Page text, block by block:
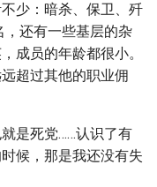
少：暗杀、保卫、歼
还有一些基层的杂
成员的年龄都很小。
超过其他的职业佣
是死党……认识了有
候，那是我还没有失